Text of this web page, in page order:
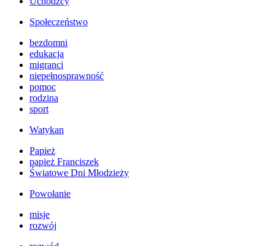
Społeczeństwo
bezdomni
edukacja
migranci
niepełnosprawność
pomoc
rodzina
sport
Watykan
Papież
papież Franciszek
Światowe Dni Młodzieży
Powołanie
misje
rozwój